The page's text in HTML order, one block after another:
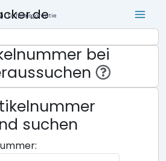
Tiefpreisgarantie
bei
suchen